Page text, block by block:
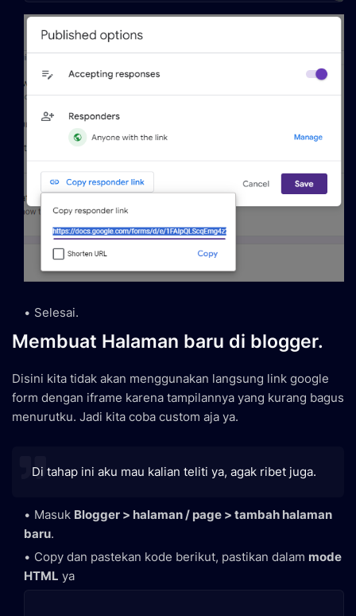
Selesai.
Membuat Halaman baru di blogger.
Disini kita tidak akan menggunakan langsung link google
form dengan iframe karena tampilannya yang kurang bagus
menurutku. Jadi kita coba custom aja ya.
Di tahap ini aku mau kalian teliti ya, agak ribet juga.
Masuk Blogger > halaman / page > tambah halaman
baru.
Copy dan pastekan kode berikut, pastikan dalam mode
HTML ya